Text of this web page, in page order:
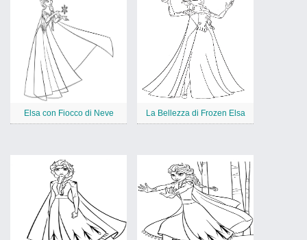
Elsa con Fiocco di Neve La Bellezza di Frozen Elsa